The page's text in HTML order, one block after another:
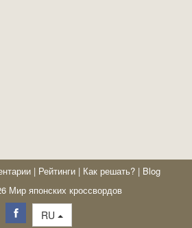
| Рейтинги | Как решать? | Blog
Мир японских кроссвордов
RU